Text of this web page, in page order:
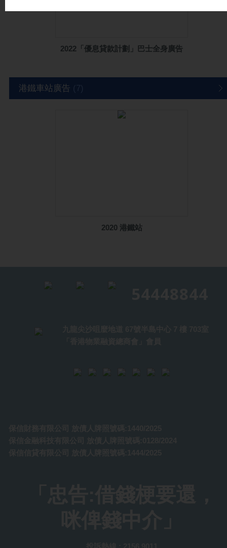
2022「優息貸款計劃」巴士全身廣告
港鐵車站廣告
2020 港鐵站
保信信貸 敬啟